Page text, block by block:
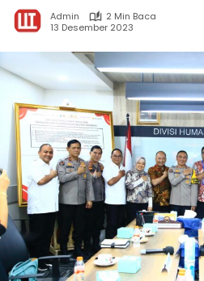
Admin
2 Min Baca
13 Desember 2023